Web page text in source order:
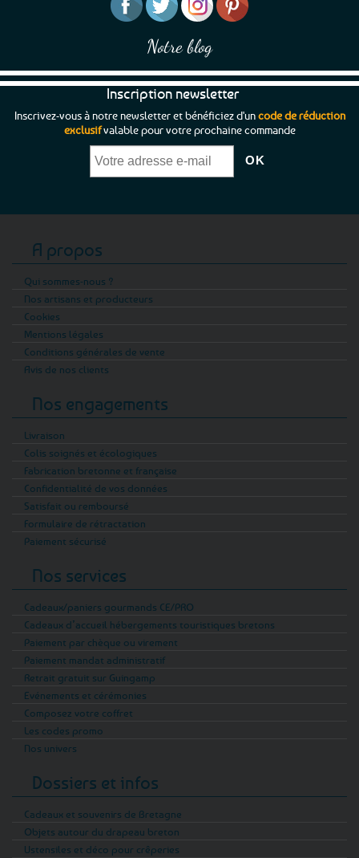
Notre blog
Inscription newsletter
Inscrivez-vous à notre newsletter et bénéficiez d'uncode de réduction
exclusifvalable pour votre prochaine commande
A propos
Qui sommes-nous ?
Nos artisans et producteurs
Cookies
Mentions légales
Conditions générales de vente
Avis de nos clients
Nos engagements
Livraison
Colis soignés et écologiques
Fabrication bretonne et française
Confidentialité de vos données
Satisfait ou remboursé
Formulaire de rétractation
Paiement sécurisé
Nos services
Cadeaux/paniers gourmands CE/PRO
Cadeaux d’accueil hébergements touristiques bretons
Paiement par chèque ou virement
Paiement mandat administratif
Retrait gratuit sur Guingamp
Evénements et cérémonies
Composez votre coffret
Les codes promo
Nos univers
Dossiers et infos
Cadeaux et souvenirs de Bretagne
Objets autour du drapeau breton
Ustensiles et déco pour crêperies